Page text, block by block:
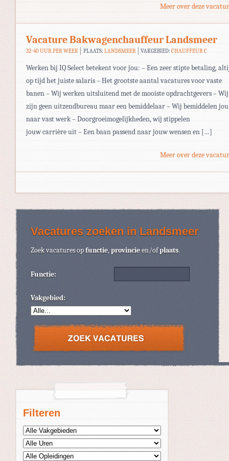
Filteren
Meer over deze
Vacature Bakwagenchauffeur Landsmeer
32-40 UUR PER WEEK PLAATS: LANDSMEER VAKGEBIED:CHAUFFEUR C
Werken bij IQ Select betekent voor jou: – Een zeer stipte betaling,
op tijd het juiste salaris – Het grootste aantal vacatures voor vaste
banen – Wij werken uitsluitend met de mooiste opdrachtgevers – Wij
zijn geen uitzendbureau maar een bemiddelaar – Wij bemiddelen jou
naar vast werk – Doorgroeimogelijkheden, wij stippelen
jouw carrière uit – Een baan passend naar jouw wensen en […]
Meer over deze
Vacatures zoeken in Landsmeer
Zoek vacatures opfunctie,provincieen/ofplaats.
Functie:
Vakgebied: